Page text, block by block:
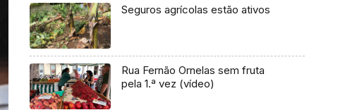
Seguros agrícolas estão ativos
Rua Fernão Ornelas sem fruta
pela 1.ª vez (vídeo)